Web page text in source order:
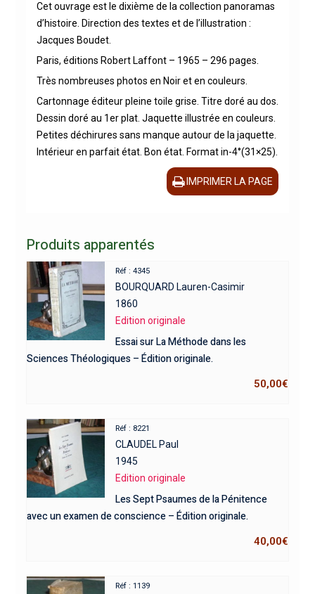
Cet ouvrage est le dixième de la collection panoramas
d’histoire. Direction des textes et de l’illustration :
Jacques Boudet.
Paris, éditions Robert Laffont – 1965 – 296 pages.
Très nombreuses photos en Noir et en couleurs.
Cartonnage éditeur pleine toile grise. Titre doré au dos.
Dessin doré au 1er plat. Jaquette illustrée en couleurs.
Petites déchirures sans manque autour de la jaquette.
Intérieur en parfait état. Bon état. Format in-4°(31×25).
IMPRIMER LA PAGE
Produits apparentés
Réf : 4345
BOURQUARD Lauren-Casimir
1860
Edition originale
Essai sur La Méthode dans les
Sciences Théologiques – Édition originale.
50,00€
Réf : 8221
CLAUDEL Paul
1945
Edition originale
Les Sept Psaumes de la Pénitence
avec un examen de conscience – Édition originale.
40,00€
Réf : 1139